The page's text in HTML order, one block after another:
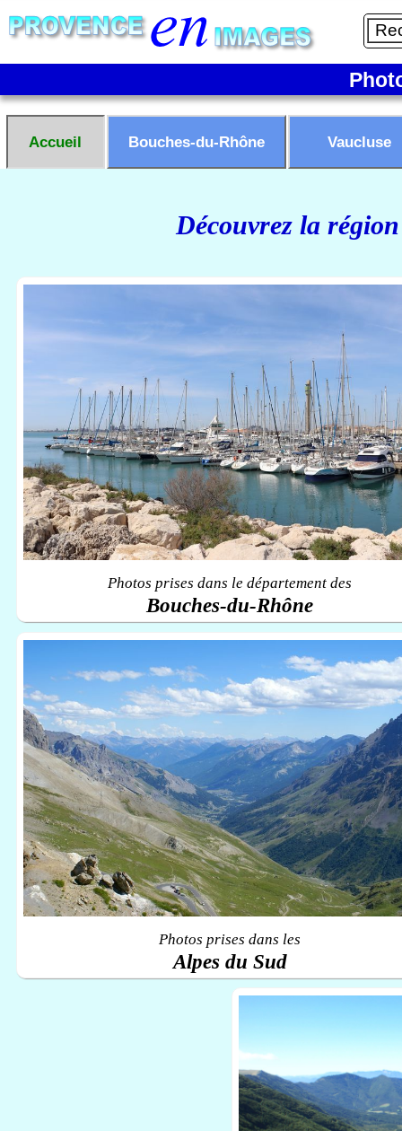
Accueil Bouches-du-Rhône Vaucluse
Découvrez la
Photos prises dans le département des
Bouches-du-Rhône
Photos prises dans les
Alpes du Sud